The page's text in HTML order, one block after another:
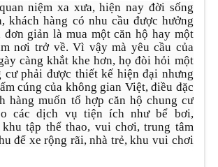
niệm xa xưa, hiện nay đời sống
khách hàng có nhu cầu được hưởng
đơn giản là mua một căn hộ hay một
nơi trở về. Vì vậy mà yêu cầu của
càng khắt khe hơn, họ đòi hỏi một
cư phải được thiết kế hiện đại nhưng
cúng của không gian Việt, điều đặc
hàng muốn tổ hợp căn hộ chung cư
các dịch vụ tiện ích như bể bơi,
khu tập thể thao, vui chơi, trung tâm
để xe rộng rãi, nhà trẻ, khu vui chơi